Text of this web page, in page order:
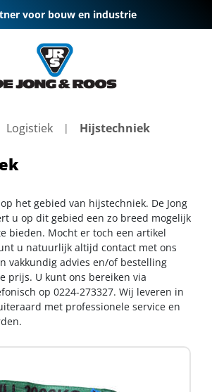
voor bouw en industrie
Logistiek Hijstechniek
het gebied van hijstechniek. De Jong
u op dit gebied een zo breed mogelijk
bieden. Mocht er toch een artikel
u natuurlijk altijd contact met ons
vakkundig advies en/of bestelling
prijs. U kunt ons bereiken via
op 0224-273327. Wij leveren in
met professionele service en